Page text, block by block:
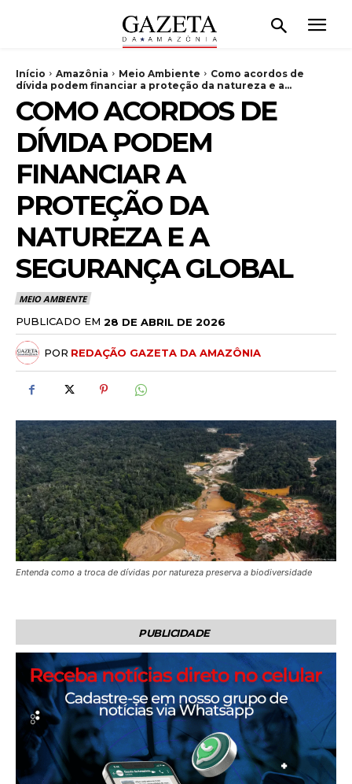
Início Amazônia Meio Ambiente
Como acordos de
dívida podem financiar a proteção da natureza e a...
COMO ACORDOS DE
DÍVIDA PODEM
FINANCIAR A
PROTEÇÃO DA
NATUREZA E A
SEGURANÇA GLOBAL
MEIO AMBIENTE
PUBLICADO EM 28 DE ABRIL DE 2026
POR REDAÇÃO GAZETA DA AMAZÔNIA
Entenda como a troca de dívidas por natureza preserva a biodiversidade
PUBLICIDADE